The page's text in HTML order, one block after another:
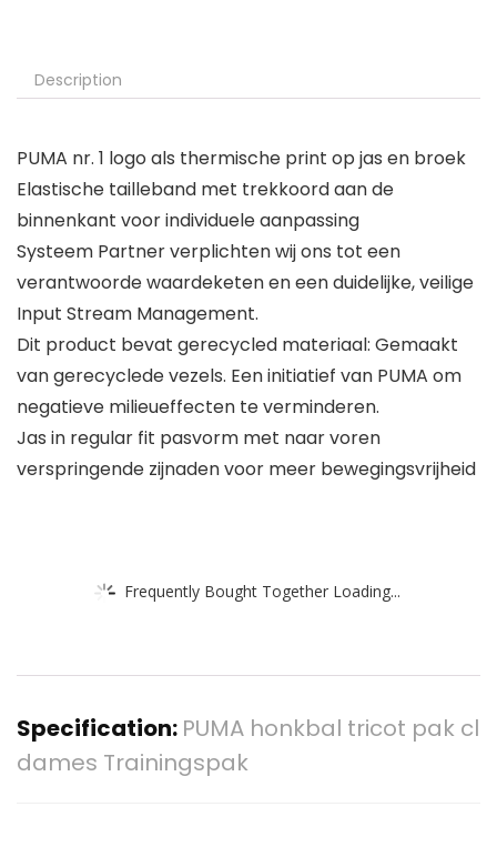
Description
PUMA nr. 1 logo als thermische print op jas en broek
Elastische tailleband met trekkoord aan de
binnenkant voor individuele aanpassing
Systeem Partner verplichten wij ons tot een
verantwoorde waardeketen en een duidelijke, veilige
Input Stream Management.
Dit product bevat gerecycled materiaal: Gemaakt
van gerecyclede vezels. Een initiatief van PUMA om
negatieve milieueffecten te verminderen.
Jas in regular fit pasvorm met naar voren
verspringende zijnaden voor meer bewegingsvrijheid
Frequently Bought Together Loading...
Specification: PUMA honkbal tricot pak cl
dames Trainingspak